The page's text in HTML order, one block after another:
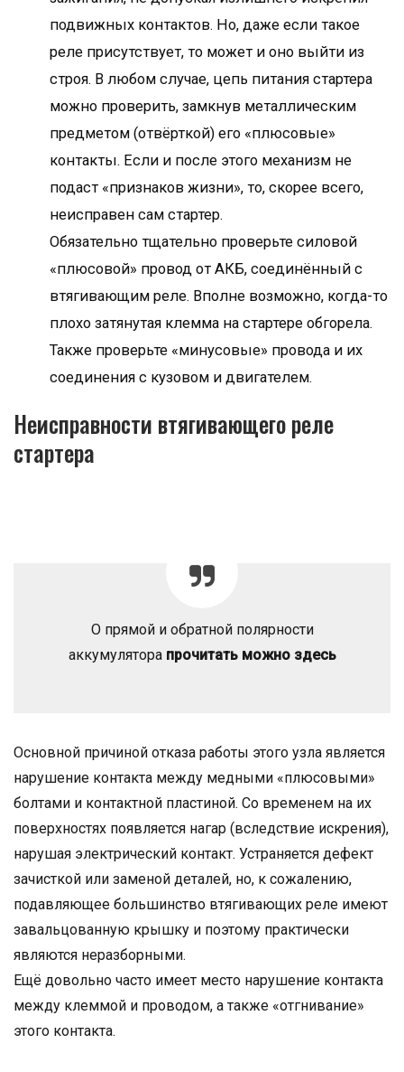
подвижных контактов. Но, даже если такое
реле присутствует, то может и оно выйти из
строя. В любом случае, цепь питания стартера
можно проверить, замкнув металлическим
предметом (отвёрткой) его «плюсовые»
контакты. Если и после этого механизм не
подаст «признаков жизни», то, скорее всего,
неисправен сам стартер.
Обязательно тщательно проверьте силовой
«плюсовой» провод от АКБ, соединённый с
втягивающим реле. Вполне возможно, когда-то
плохо затянутая клемма на стартере обгорела.
Также проверьте «минусовые» провода и их
соединения с кузовом и двигателем.
Неисправности втягивающего реле
стартера
О прямой и обратной полярности
аккумулятора прочитать можно здесь
Основной причиной отказа работы этого узла является
нарушение контакта между медными «плюсовыми»
болтами и контактной пластиной. Со временем на их
поверхностях появляется нагар (вследствие искрения),
нарушая электрический контакт. Устраняется дефект
зачисткой или заменой деталей, но, к сожалению,
подавляющее большинство втягивающих реле имеют
завальцованную крышку и поэтому практически
являются неразборными.
Ещё довольно часто имеет место нарушение контакта
между клеммой и проводом, а также «отгнивание»
этого контакта.